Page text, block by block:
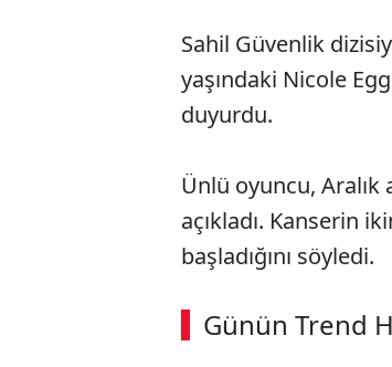
Sahil Güvenlik
yaşındaki Nicole
duyurdu.
Ünlü oyuncu,
açıkladı. Kanserin
başladığını söyledi.
Günün Trend